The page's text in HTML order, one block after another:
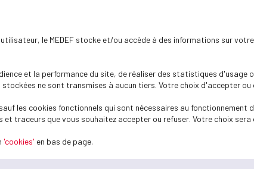
le MEDEF stocke et/ou accède à des informations sur
et la performance du site, de réaliser des statistiques d'usage
ne sont transmises à aucun tiers. Votre choix d'accepter
les cookies fonctionnels qui sont nécessaires au
traceurs que vous souhaitez accepter ou refuser. Votre choix sera
'cookies' en bas de page.